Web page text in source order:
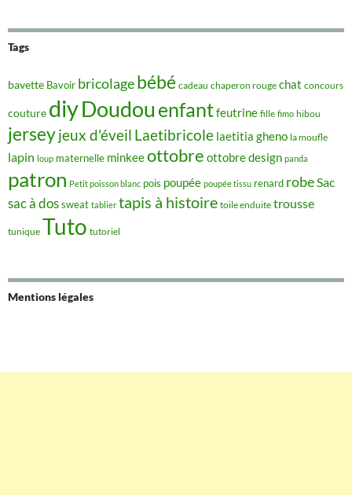
Tags
bavette Bavoir bricolagebébé cadeau chaperon rouge chat concours
couture diyDoudou enfantfeutrine fille fimo hibou
jerseyjeux d'éveil Laetibricole laetitia gheno la moufle
lapin loup maternelle minkeeottobre ottobre design panda
patron Petit poisson blanc pois poupée poupée tissu renard robeSac
sac à dossweat tablier tapis à histoire toile enduite trousse
tunique Tuto tutoriel
Mentions légales